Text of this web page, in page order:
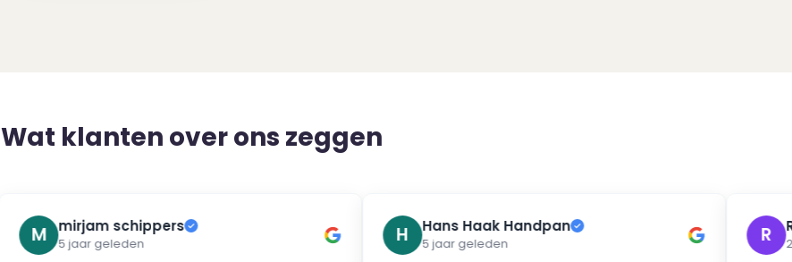
Wat klanten over ons zeggen
M mirjam schippers ✓
5 jaar geleden H Hans Haak Handpan ✓
5 jaar geleden R